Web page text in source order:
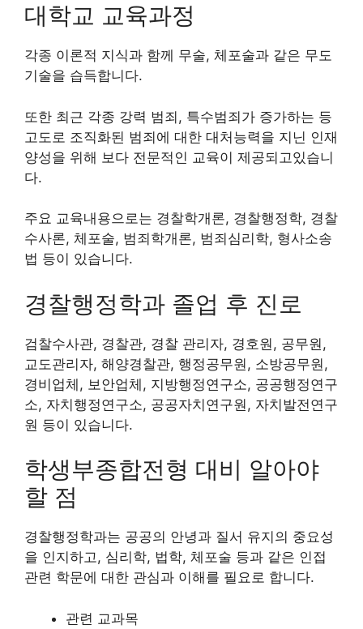
대학교 교육과정
각종 이론적 지식과 함께 무술, 체포술과 같은 무도
기술을 습득합니다.
또한 최근 각종 강력 범죄, 특수범죄가 증가하는 등
고도로 조직화된 범죄에 대한 대처능력을 지닌 인재
양성을 위해 보다 전문적인 교육이 제공되고있습니
다.
주요 교육내용으로는 경찰학개론, 경찰행정학, 경찰
수사론, 체포술, 범죄학개론, 범죄심리학, 형사소송
법 등이 있습니다.
경찰행정학과 졸업 후 진로
검찰수사관, 경찰관, 경찰 관리자, 경호원, 공무원,
교도관리자, 해양경찰관, 행정공무원, 소방공무원,
경비업체, 보안업체, 지방행정연구소, 공공행정연구
소, 자치행정연구소, 공공자치연구원, 자치발전연구
원 등이 있습니다.
학생부종합전형 대비 알아야
할 점
경찰행정학과는 공공의 안녕과 질서 유지의 중요성
을 인지하고, 심리학, 법학, 체포술 등과 같은 인접
관련 학문에 대한 관심과 이해를 필요로 합니다.
관련 교과목